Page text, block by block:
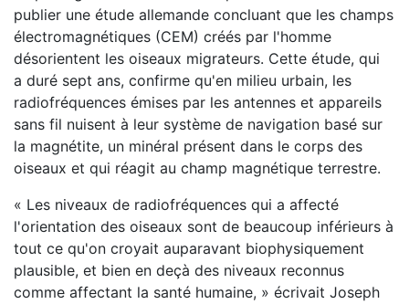
publier une étude allemande concluant que les champs
électromagnétiques (CEM) créés par l'homme
désorientent les oiseaux migrateurs. Cette étude, qui
a duré sept ans, confirme qu'en milieu urbain, les
radiofréquences émises par les antennes et appareils
sans fil nuisent à leur système de navigation basé sur
la magnétite, un minéral présent dans le corps des
oiseaux et qui réagit au champ magnétique terrestre.
« Les niveaux de radiofréquences qui a affecté
l'orientation des oiseaux sont de beaucoup inférieurs à
tout ce qu'on croyait auparavant biophysiquement
plausible, et bien en deçà des niveaux reconnus
comme affectant la santé humaine, » écrivait Joseph